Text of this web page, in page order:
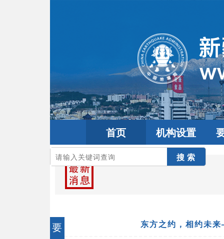
首页 机构设置
要
东方之约，相约未